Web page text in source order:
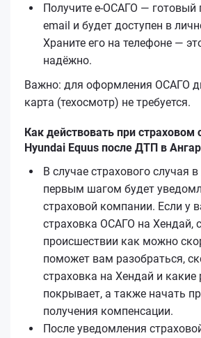
Получите е‑ОСАГО — готовый
email и будет доступен в
Храните его на телефоне —
надёжно.
Важно: для оформления ОСАГО
карта (техосмотр) не требуется.
Как действовать при страховом
Hyundai Equus после ДТП в
В случае страхового случая
первым шагом будет
страховой компании. Если у
страховка ОСАГО на Хендай,
происшествии как можно
поможет вам разобраться,
страховка на Хендай и какие
покрывает, а также начать
получения компенсации.
После уведомления